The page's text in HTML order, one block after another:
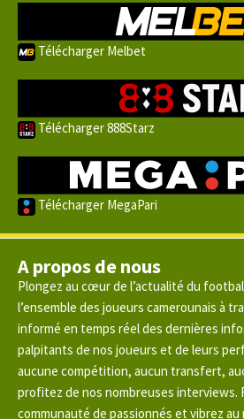
Télécharger Melbet
Télécharger 888Starz
Télécharger MegaPari
A propos de nous
Plongez au cœur de l’actualité du
l’ensemble des joueurs camerounais à
informé en temps réel des dernières
palpitants de nos joueurs et de leurs
aucune compétition, aucun transfert,
profitez de nos nombreuses interviews.
communauté de passionnés et vibrez